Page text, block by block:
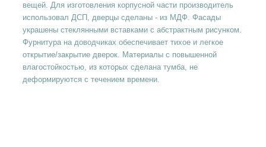
вещей. Для изготовления корпусной части производитель
использовал ДСП, дверцы сделаны - из МДФ. Фасады
украшены стеклянными вставками с абстрактным рисунком.
Фурнитура на доводчиках обеспечивает тихое и легкое
открытие/закрытие дверок. Материалы с повышенной
влагостойкостью, из которых сделана тумба, не
деформируются с течением времени.